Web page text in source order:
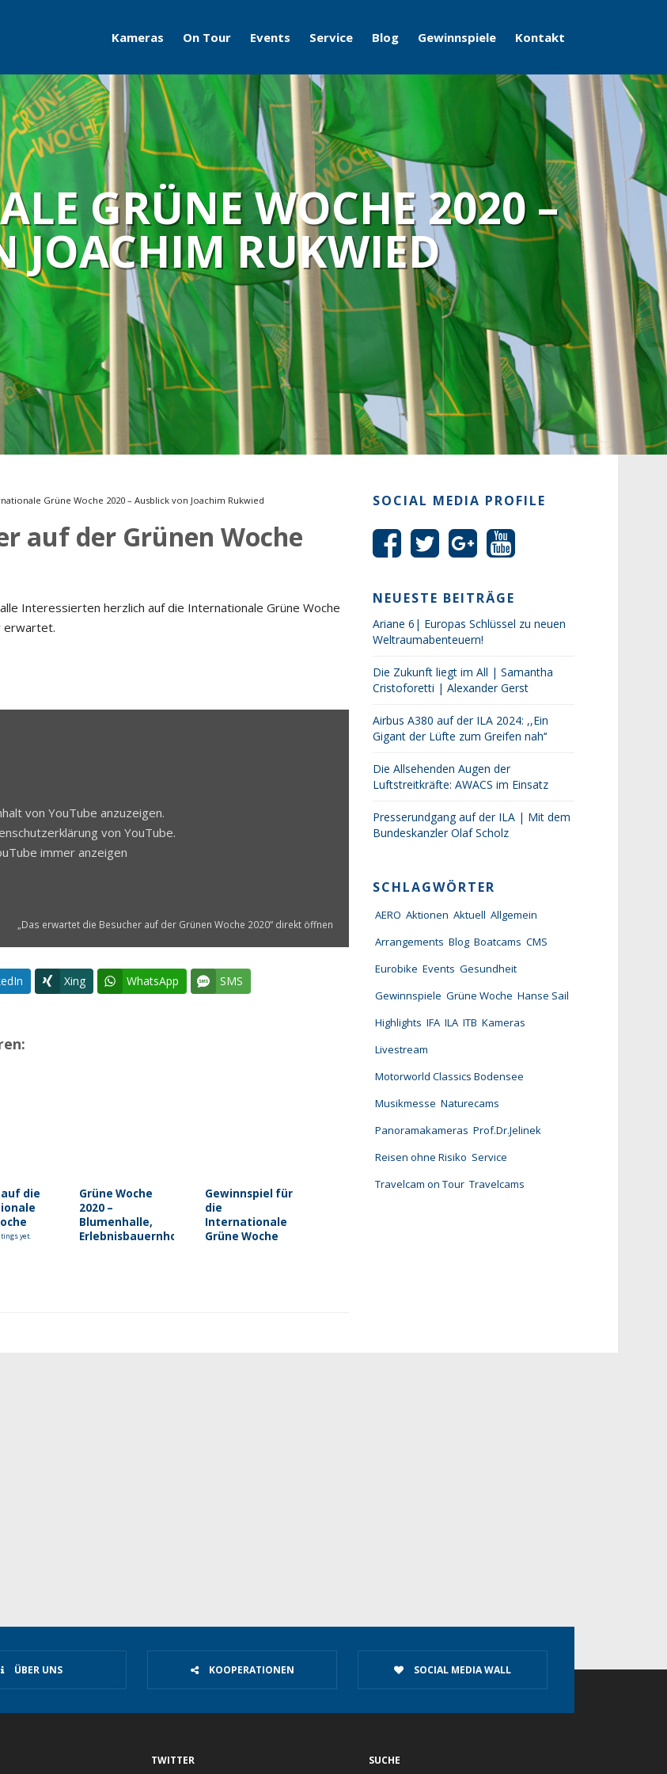
Kameras
Travelcams
Boatcams
Naturecams
On Tour
ITB
IFA
Grüne Woche
Motorworld Classics
Bodensee
Musikmesse
CMS
Events Service Blog Gewinnspiele Kontakt
GRÜNE WOCHE 2020 –
JOACHIM RUKWIED
Grüne Woche 2020 – Ausblick von Joachim Rukwied
auf der Grünen Woche
Interessierten herzlich auf die Internationale Grüne Woche
erwartet.
von YouTube anzuzeigen.
von YouTube.
immer anzeigen
„Das erwartet die Besucher auf der Grünen Woche 2020“ direkt öffnen
Xing WhatsApp SMS
die
yet.
Grüne Woche
2020 –
Blumenhalle,
Erlebnisbauernhof
Gewinnspiel für
die
Internationale
Grüne Woche
SOCIAL MEDIA PROFILE
NEUESTE BEITRÄGE
Ariane 6| Europas Schlüssel zu neuen
Weltraumabenteuern!
Die Zukunft liegt im All | Samantha
Cristoforetti | Alexander Gerst
Airbus A380 auf der ILA 2024: ,,Ein
Gigant der Lüfte zum Greifen nah‘‘
Die Allsehenden Augen der
Luftstreitkräfte: AWACS im Einsatz
Presserundgang auf der ILA | Mit dem
Bundeskanzler Olaf Scholz
SCHLAGWÖRTER
AERO Aktionen Aktuell Allgemein
Arrangements Blog Boatcams CMS
Eurobike Events Gesundheit
Gewinnspiele Grüne Woche Hanse Sail
Highlights IFA ILA ITB Kameras
Livestream
Motorworld Classics Bodensee
Musikmesse Naturecams
Panoramakameras Prof.Dr.Jelinek
Reisen ohne Risiko Service
Travelcam on Tour Travelcams
ÜBER UNS KOOPERATIONEN SOCIAL MEDIA WALL
TWITTER SUCHE